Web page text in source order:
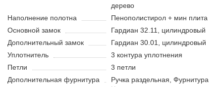
дерево
Наполнение полотна
Пенополистирол + мин плита
Основной замок
Гардиан 32.11, цилиндровый
Дополнительный замок
Гардиан 30.01, цилиндровый
Уплотнитель
3 контура уплотнения
Петли
3 петли
Дополнительная фурнитура
Ручка раздельная, Фурнитура